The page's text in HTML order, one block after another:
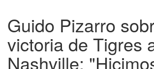
Guido Pizarro
victoria de Tigres
Nashville: